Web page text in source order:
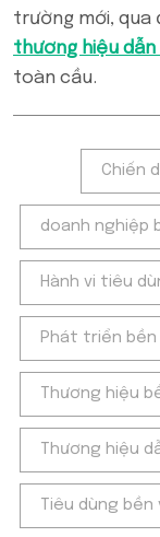
trường mới, qua
thương hiệu
toàn cầu.
Chiến
doanh nghiệp
Hành vi tiêu
Phát triển bền
Thương hiệu
Thương hiệu
Tiêu dùng bền